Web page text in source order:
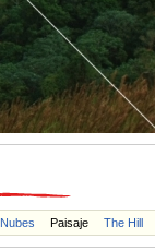
Nubes Paisaje The Hill